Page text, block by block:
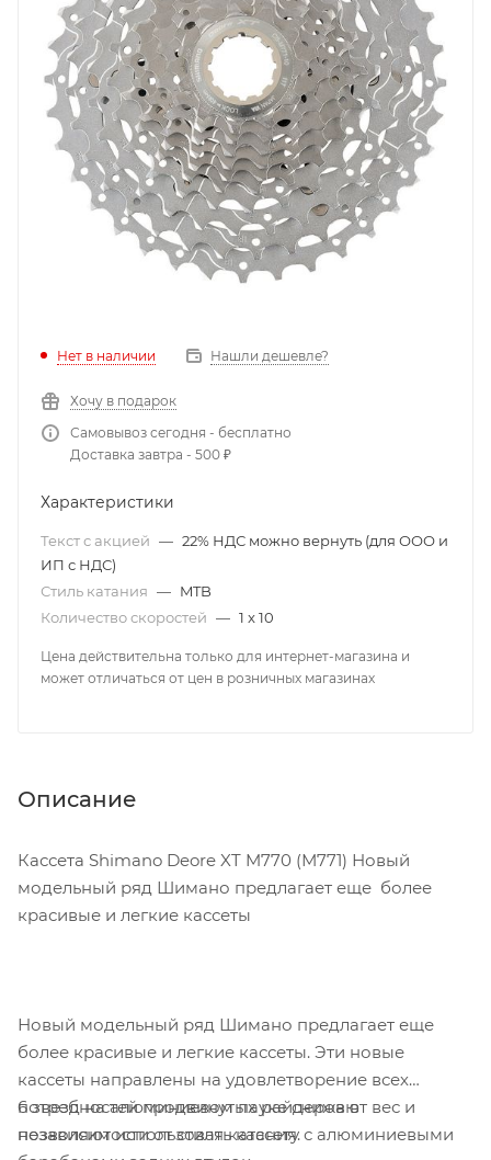
Нет в наличии Нашли дешевле?
Хочу в подарок
Самовывоз сегодня - бесплатно
Доставка завтра - 500 ₽
Характеристики
Текст с акцией — 22% НДС можно вернуть (для ООО и
ИП с НДС)
Стиль катания — MTB
Количество скоростей — 1 x 10
Цена действительна только для интернет-магазина и
может отличаться от цен в розничных магазинах
Описание
Кассета Shimano Deore XT M770 (М771) Новый
модельный ряд Шимано предлагает еще более
красивые и легкие кассеты
Новый модельный ряд Шимано предлагает еще
более красивые и легкие кассеты. Эти новые
кассеты направлены на удовлетворение всех
потребностей продвинутых райдеров в
независимости от стиля катания.
6 звезд на алюминиевом пауке снижают вес и
позволяют использовать кассету с алюминиевыми